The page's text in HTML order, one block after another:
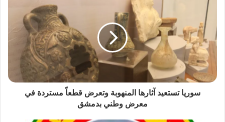
سوريا تستعيد آثارها المنهوبة وتعرض قطعاً مستردة في
معرض وطني بدمشق